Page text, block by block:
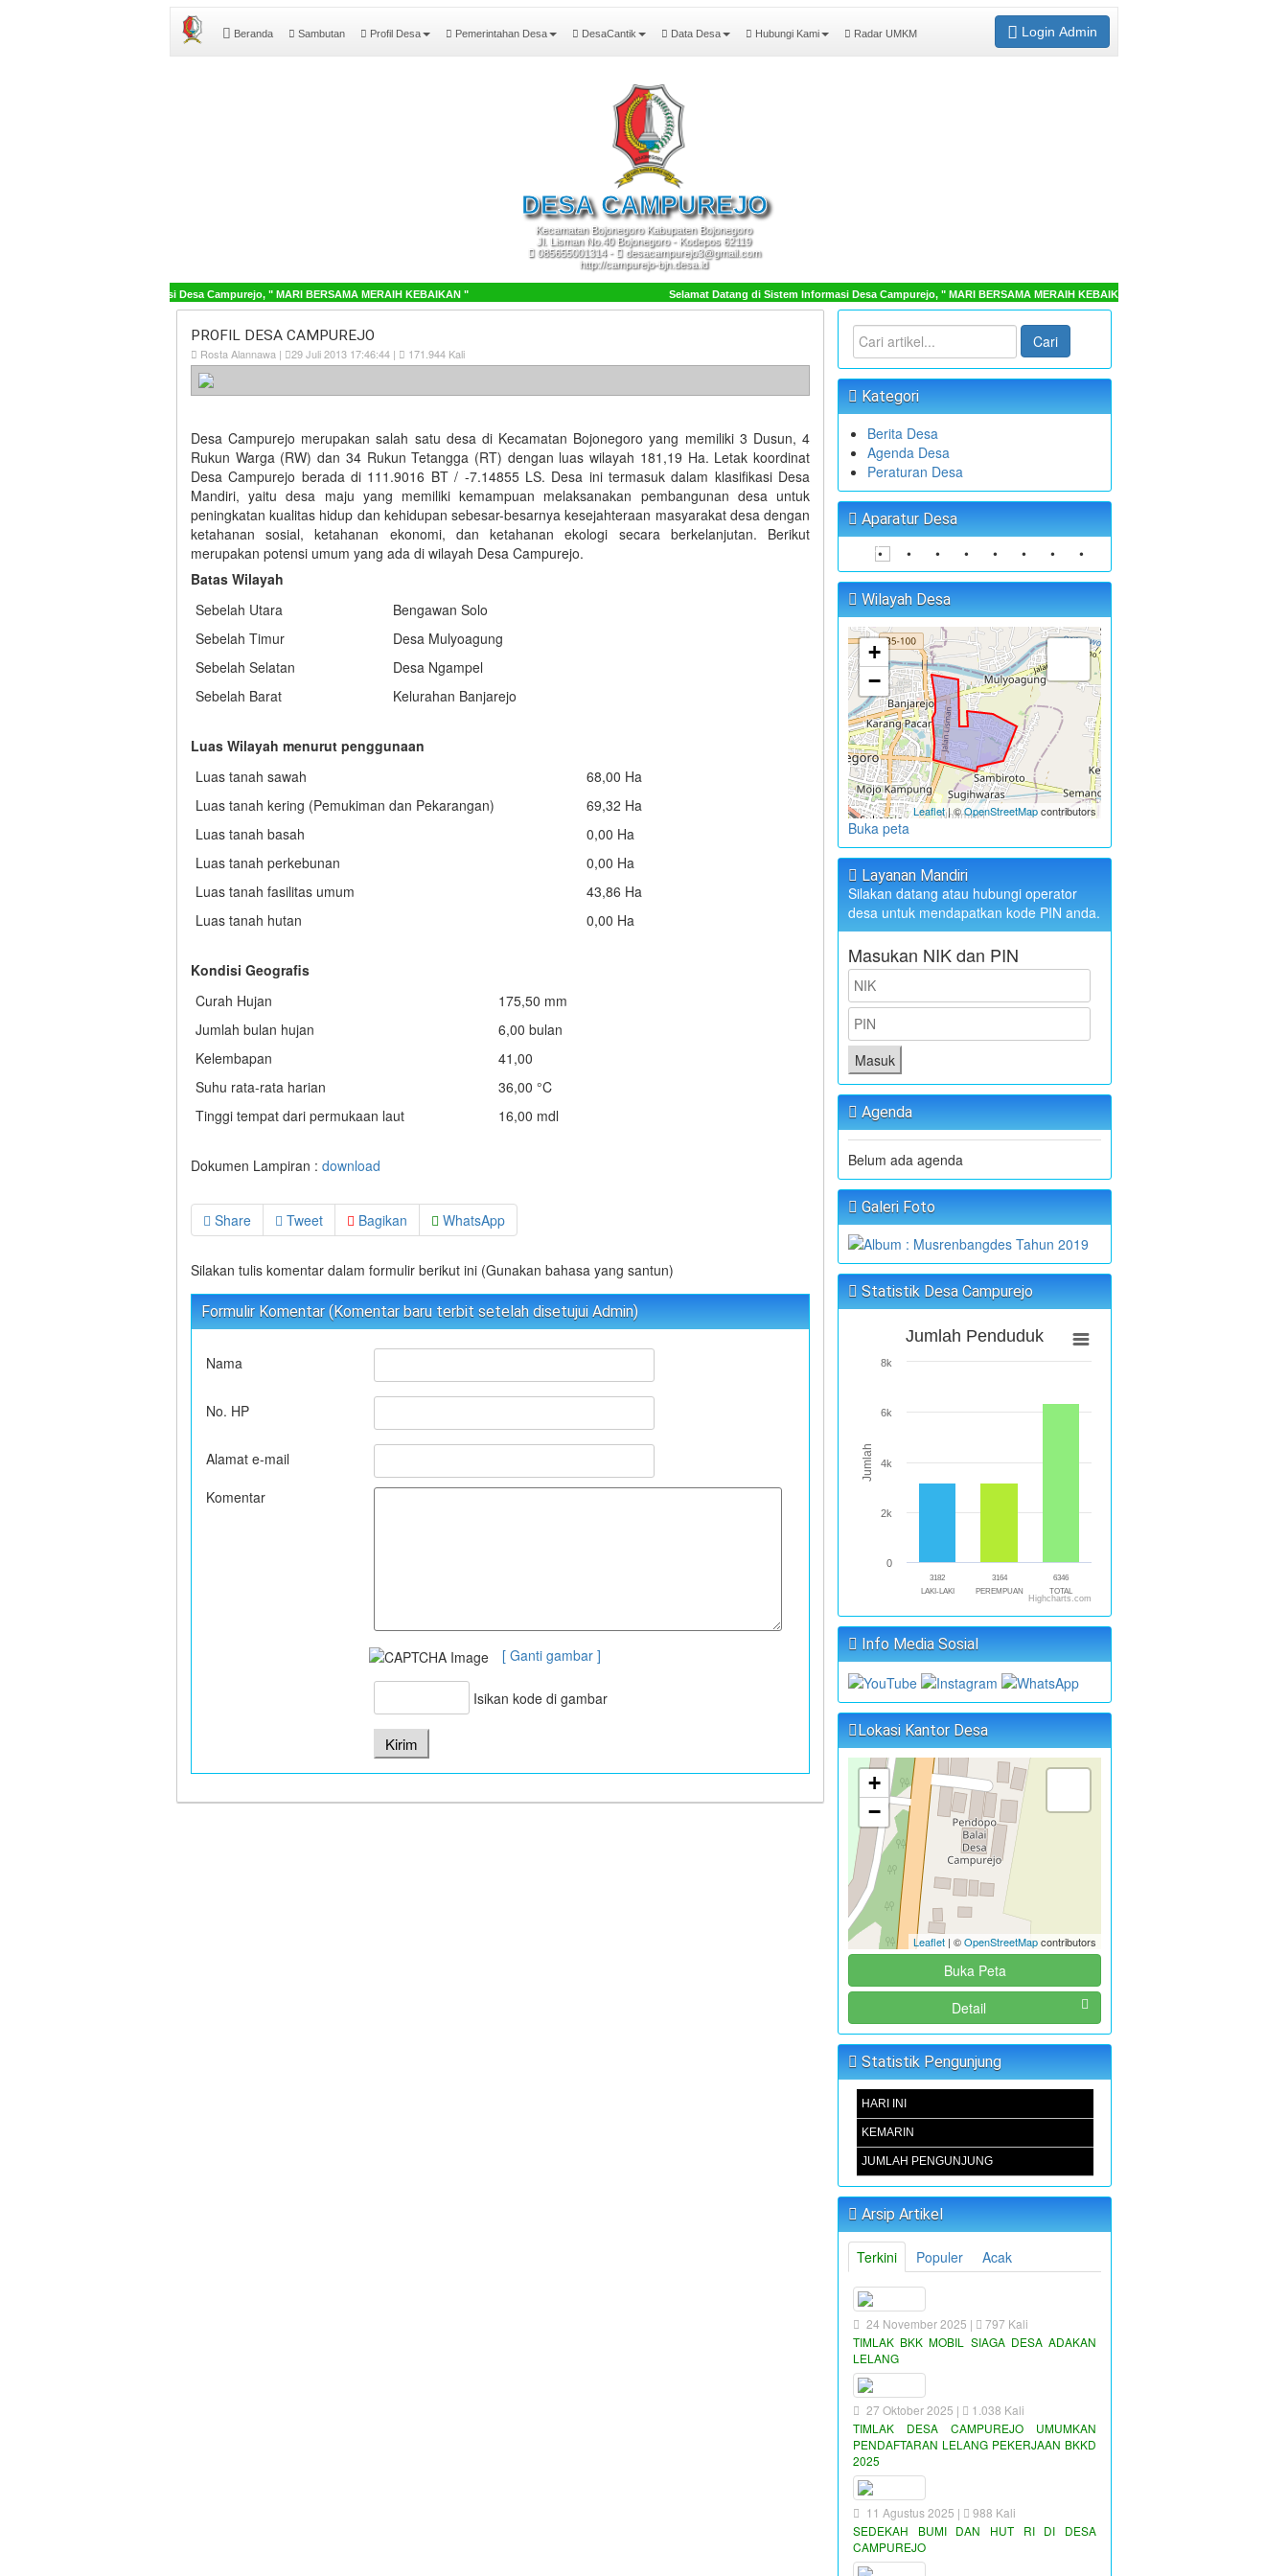
Beranda Sambutan Profil Desa Pemerintahan Desa DesaCantik Data Desa Hubungi Kami Radar UMKM Login Admin
DESACAMPUREJO
Kecamatan Bojonegoro Kabupaten Bojonegoro
Jl. Lisman No.40 Bojonegoro - Kodepos 62119
085655001314 -
desacampurejo3@gmail.com
http://campurejo-bjn.desa.id
Datang di Sistem Informasi Desa Campurejo, " MARI BERSAMA MERAIH KEBAIKAN " Selamat Datang di Sistem Informasi Desa Campurejo, " MARI BERSAMA MERAIH KEBAIKAN "
PROFIL DESA CAMPUREJO
Rosta Alannawa | 29 Juli 2013 17:46:44 | 171.944 Kali
Desa Campurejo merupakan salah satu desa di Kecamatan Bojonegoro yang memiliki 3 Dusun, 4
Rukun Warga (RW) dan 34 Rukun Tetangga (RT) dengan luas wilayah 181,19 Ha. Letak koordinat
Desa Campurejo berada di 111.9016 BT / -7.14855 LS. Desa ini termasuk dalam klasifikasi Desa
Mandiri, yaitu desa maju yang memiliki kemampuan melaksanakan pembangunan desa untuk
peningkatan kualitas hidup dan kehidupan sebesar-besarnya kesejahteraan masyarakat desa dengan
ketahanan sosial, ketahanan ekonomi, dan ketahanan ekologi secara berkelanjutan. Berikut
merupakan potensi umum yang ada di wilayah Desa Campurejo.
Batas Wilayah
Sebelah Utara
Bengawan Solo
Sebelah Timur
Desa Mulyoagung
Sebelah Selatan
Desa Ngampel
Sebelah Barat
Kelurahan Banjarejo
Luas Wilayah menurut penggunaan
Luas tanah sawah
68,00 Ha
Luas tanah kering (Pemukiman dan Pekarangan)
69,32 Ha
Luas tanah basah
0,00 Ha
Luas tanah perkebunan
0,00 Ha
Luas tanah fasilitas umum
43,86 Ha
Luas tanah hutan
0,00 Ha
Kondisi Geografis
Curah Hujan
175,50 mm
Jumlah bulan hujan
6,00 bulan
Kelembapan
41,00
Suhu rata-rata harian
36,00 °C
Tinggi tempat dari permukaan laut
16,00 mdl
Dokumen Lampiran : download
Share Tweet Bagikan WhatsApp
Silakan tulis komentar dalam formulir berikut ini (Gunakan bahasa yang santun)
Formulir Komentar (Komentar baru terbit setelah disetujui Admin)
Nama
No. HP
Alamat e-mail
Komentar
[ Ganti gambar ]
Isikan kode di gambar
Cari
Kategori
Berita Desa
Agenda Desa
Peraturan Desa
Aparatur Desa
• • • • • • • •
Wilayah Desa
+
−
Leaflet| ©OpenStreetMapcontributors
Buka peta
Layanan Mandiri
Silakan datang atau hubungi operator
desa untuk mendapatkan kode PIN anda.
Masukan NIK dan PIN
Masuk
Agenda
Belum ada agenda
Galeri Foto
Statistik Desa Campurejo
Jumlah
Jumlah Penduduk
3182
LAKI-LAKI
3164
PEREMPUAN
6346
TOTAL
0
2k
4k
6k
8k
Highcharts.com
Info Media Sosial
Lokasi Kantor Desa
+
−
Leaflet | ©OpenStreetMapcontributors
Buka Peta
Detail
Statistik Pengunjung
HARI INI
KEMARIN
JUMLAH PENGUNJUNG
Arsip Artikel
Terkini Populer Acak
24 November 2025 |
797 Kali
TIMLAK BKK MOBIL SIAGA DESA ADAKAN
LELANG
27 Oktober 2025 |
1.038 Kali
TIMLAK DESA CAMPUREJO UMUMKAN
PENDAFTARAN LELANG PEKERJAAN BKKD
2025
11 Agustus 2025 |
988 Kali
SEDEKAH BUMI DAN HUT RI DI DESA
CAMPUREJO